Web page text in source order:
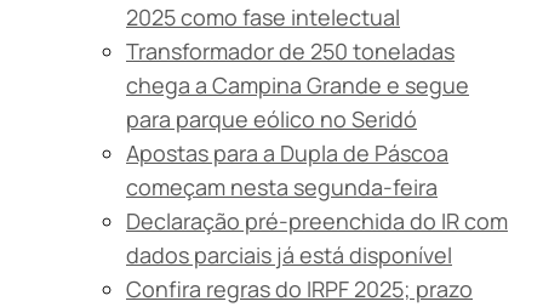
2025 como fase intelectual
Transformador de 250 toneladas
chega a Campina Grande e segue
para parque eólico no Seridó
Apostas para a Dupla de Páscoa
começam nesta segunda-feira
Declaração pré-preenchida do IR com
dados parciais já está disponível
Confira regras do IRPF 2025; prazo